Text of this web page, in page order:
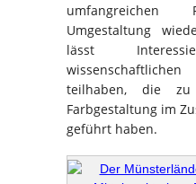
umfangreichen
Umgestaltung
lässt
teilhaben, die
Farbgestaltung im
geführt haben.